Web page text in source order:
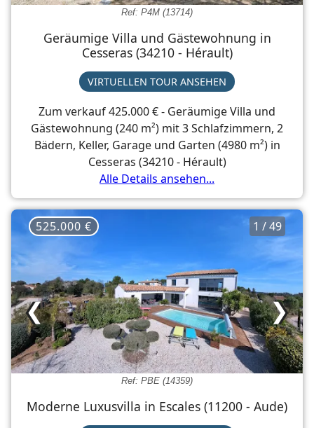
Ref: P4M (13714)
Geräumige Villa und Gästewohnung in
Cesseras (34210 - Hérault)
VIRTUELLEN TOUR ANSEHEN
Zum verkauf 425.000 € - Geräumige Villa und
Gästewohnung (240 m²) mit 3 Schlafzimmern, 2
Bädern, Keller, Garage und Garten (4980 m²) in
Cesseras (34210 - Hérault)
Alle Details ansehen...
Ref: PBE (14359)
1 / 49
❯
❮
525.000 €
Moderne Luxusvilla in Escales (11200 - Aude)